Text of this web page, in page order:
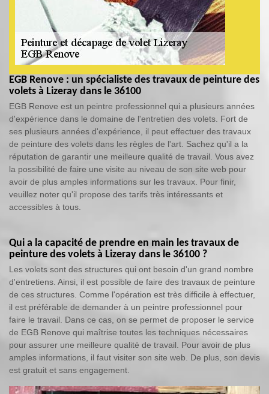
EGB Renove : un spécialiste des travaux de peinture des
volets à Lizeray dans le 36100
EGB Renove est un peintre professionnel qui a plusieurs années
d'expérience dans le domaine de l'entretien des volets. Fort de
ses plusieurs années d'expérience, il peut effectuer des travaux
de peinture des volets dans les règles de l'art. Sachez qu'il a la
réputation de garantir une meilleure qualité de travail. Vous avez
la possibilité de faire une visite au niveau de son site web pour
avoir de plus amples informations sur les travaux. Pour finir,
veuillez noter qu'il propose des tarifs très intéressants et
accessibles à tous.
Qui a la capacité de prendre en main les travaux de
peinture des volets à Lizeray dans le 36100 ?
Les volets sont des structures qui ont besoin d'un grand nombre
d'entretiens. Ainsi, il est possible de faire des travaux de peinture
de ces structures. Comme l'opération est très difficile à effectuer,
il est préférable de demander à un peintre professionnel pour
faire le travail. Dans ce cas, on se permet de proposer le service
de EGB Renove qui maîtrise toutes les techniques nécessaires
pour assurer une meilleure qualité de travail. Pour avoir de plus
amples informations, il faut visiter son site web. De plus, son devis
est gratuit et sans engagement.